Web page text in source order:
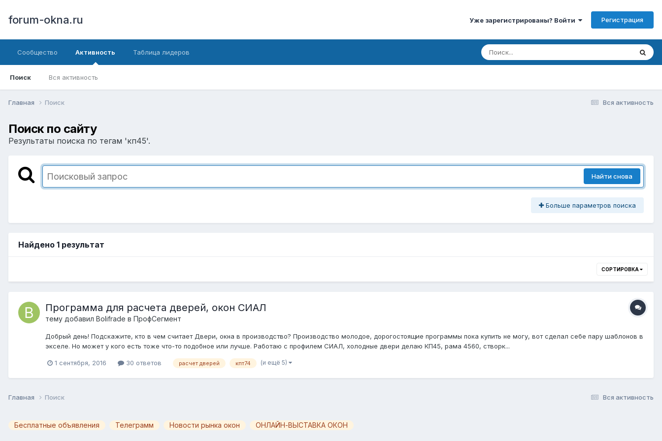
forum-okna.ru Уже зарегистрированы? Войти Регистрация
Сообщество Активность
Поиск Вся активность
Таблица лидеров
Вся активность
Главная Поиск
Поиск по сайту
Результаты поиска по тегам 'кп45'.
Найти снова
Больше параметров поиска
Найдено 1 результат
СОРТИРОВКА
Программа для расчета дверей, окон СИАЛ
тему добавил Bolifrade в ПрофСегмент
Добрый день! Подскажите, кто в чем считает Двери, окна в производство? Производство молодое, дорогостоящие программы пока купить не могу, вот сделал себе пару шаблонов в
экселе. Но может у кого есть тоже что-то подобное или лучше. Работаю с профилем СИАЛ, холодные двери делаю КП45, рама 4560, створк...
1 сентября, 2016 30 ответов расчет дверей кпт74 (и ещё 5)
Вся активность
Главная Поиск
Бесплатные объявления Телеграмм Новости рынка окон ОНЛАЙН-ВЫСТАВКА ОКОН